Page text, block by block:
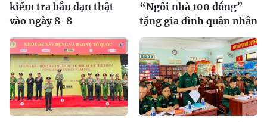
kiểm tra bắn đạn thật
vào ngày 8-8
“Ngôi nhà 100 đồng”
tặng gia đình quân nhân